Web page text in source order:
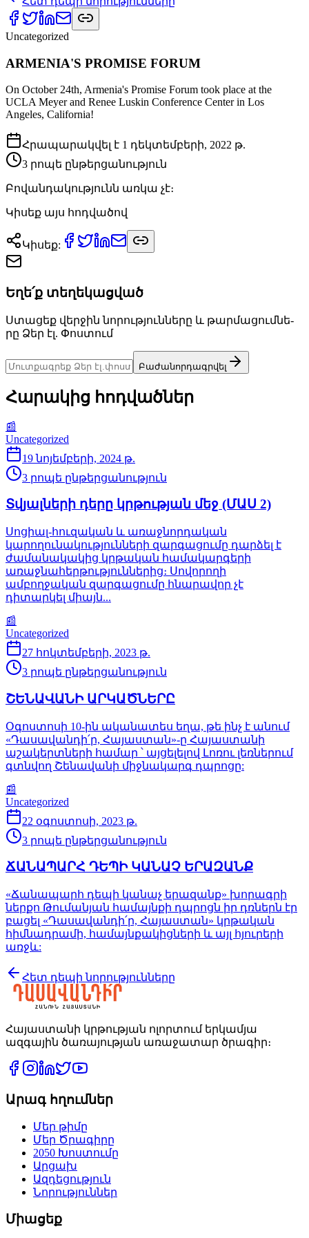
Uncategorized
ARMENIA'S PROMISE FORUM
On October 24th, Armenia's Promise Forum took place at the
UCLA Meyer and Renee Luskin Conference Center in Los
Angeles, California!
Հրա­պա­րակ­վել է 1 դեկտեմբերի, 2022 թ.
3 րո­պե ըն­թեր­ցա­նութ­յուն
Բո­վան­դա­կութ­յունն առ­կա չէ։
Կի­սեք այս հոդ­վա­ծով
Կի­սեք:
Եղե՛ք տե­ղե­կաց­ված
Ստա­ցեք վեր­ջին նո­րութ­յուն­նե­րը և թար­մա­ցում­նե­
րը Ձեր էլ. Փոս­տում
Բա­ժա­նոր­դագր­վել
Հա­րա­կից հոդ­ված­ներ
📰
Uncategorized
19 նոյեմբերի, 2024 թ.
3 րո­պե ըն­թեր­ցա­նութ­յուն
Տվյալների դերը կրթության մեջ (ՄԱՍ 2)
Սոցիալ-հուզական և առաջնորդական
կարողունակությունների զարգացումը դարձել է
ժամանակակից կրթական համակարգերի
առաջնահերթություններից։ Սովորողի
ամբողջական զարգացումը հնարավոր չէ
դիտարկել միայն...
📰
Uncategorized
27 հոկտեմբերի, 2023 թ.
3 րո­պե ըն­թեր­ցա­նութ­յուն
ՇԵՆԱՎԱՆԻ ԱՐԿԱԾՆԵՐԸ
Օգոստոսի 10-ին ականատես եղա, թե ինչ է անում
«Դասավանդի՛ր, Հայաստան»-ը Հայաստանի
աշակերտների համար ՝ այցելելով Լոռու լեռներում
գտնվող Շենավանի միջնակարգ դպրոցը:
📰
Uncategorized
22 օգոստոսի, 2023 թ.
3 րո­պե ըն­թեր­ցա­նութ­յուն
ՃԱՆԱՊԱՐՀ ԴԵՊԻ ԿԱՆԱՉ ԵՐԱԶԱՆՔ
«Ճանապարհ դեպի կանաչ երազանք» խորագրի
ներքո Թումանյան համայնքի դպրոցն իր դռներն էր
բացել «Դասավանդի՛ր, Հայաստան» կրթական
հիմնադրամի, համայնքակիցների և այլ հյուրերի
առջև:
Հետ դե­պի նո­րութ­յուն­նե­րը
Հայաստանի կրթության ոլորտում երկամյա
ազգային ծառայության առաջատար ծրագիր։
Արագ հղումներ
Մեր թիմը
Մեր Ծրագիրը
2050 Խոստումը
Արցախ
Ազդեցություն
Նորություններ
Միացեք